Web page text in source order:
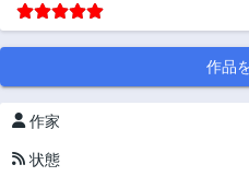
作品
作家
状態